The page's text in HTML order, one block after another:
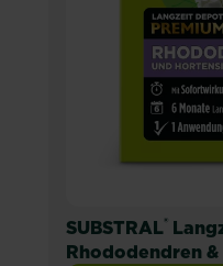
SUBSTRAL®
Rhododendren